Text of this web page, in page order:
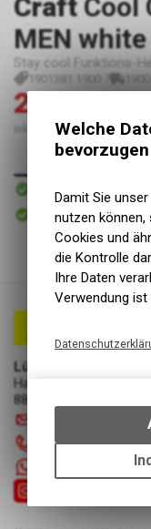
Craft Cool
MEN white
Stay cool Funktions-
1901381 1900 7 1900
29.00
inkl. MwSt., zzgl.
Versand
Abholung Lüscher
Lüscher Motor- &
Hauptstrasse 29a
8867 Niederurnen
055 610 31 31
Welche
Damit Sie
nutzen
Cookies und
die Kontrolle
Ihre Daten
Verwendung ist